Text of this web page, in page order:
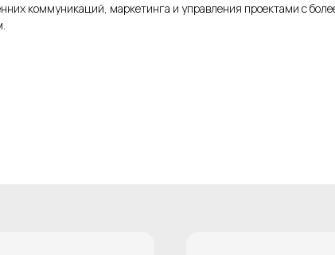
коммуникаций, маркетинга и управления проектами с